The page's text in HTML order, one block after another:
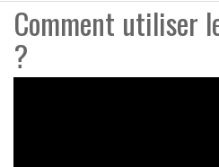
Comment utiliser
?